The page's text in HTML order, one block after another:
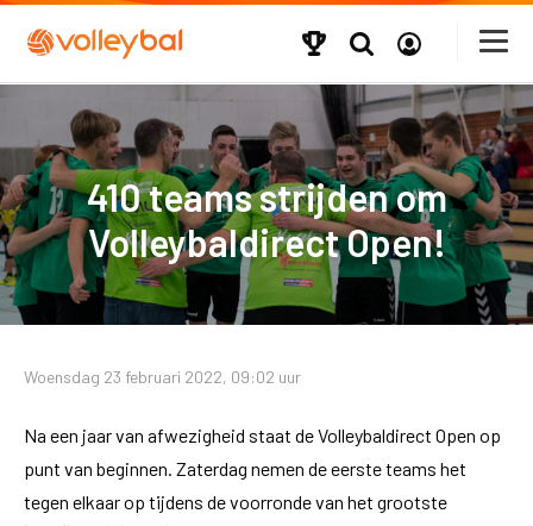
410 teams strijden om
Volleybaldirect Open!
Woensdag 23 februari 2022, 09:02 uur
Na een jaar van afwezigheid staat de Volleybaldirect Open op
punt van beginnen. Zaterdag nemen de eerste teams het
tegen elkaar op tijdens de voorronde van het grootste